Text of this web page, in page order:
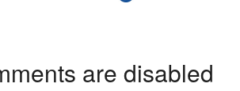
are disabled